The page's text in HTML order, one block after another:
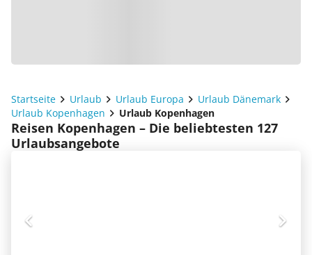
Startseite Urlaub Urlaub Europa
Urlaub Dänemark
Urlaub Kopenhagen
Urlaub Kopenhagen
Reisen Kopenhagen – Die beliebtesten 127
Urlaubsangebote